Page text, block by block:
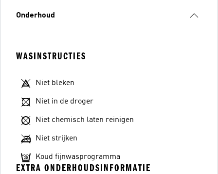
Onderhoud
WASINSTRUCTIES
Niet bleken
Niet in de droger
Niet chemisch laten reinigen
Niet strijken
Koud fijnwasprogramma
EXTRA ONDERHOUDSINFORMATIE